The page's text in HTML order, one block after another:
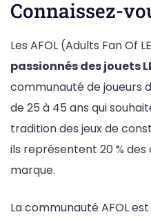
Connaissez-
Les AFOL (Adults Fan Of
passionnés des jouets
communauté de joueurs
de 25 à 45 ans qui
tradition des jeux de
ils représentent 20 %
marque.
La communauté AFOL